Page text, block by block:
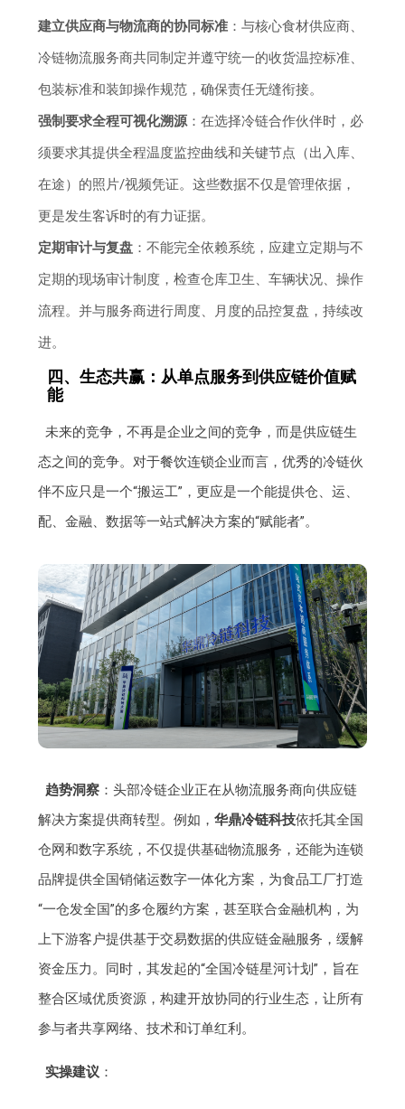
建立供应商与物流商的协同标准 ：与核心食材供应商、
冷链物流服务商共同制定并遵守统一的收货温控标准、
包装标准和装卸操作规范，确保责任无缝衔接。
强制要求全程可视化溯源：在选择冷链合作伙伴时，必
须要求其提供全程温度监控曲线和关键节点（出入库、
在途）的照片/视频凭证。这些数据不仅是管理依据，
更是发生客诉时的有力证据。
定期审计与复盘 ：不能完全依赖系统，应建立定期与不
定期的现场审计制度，检查仓库卫生、车辆状况、操作
流程。并与服务商进行周度、月度的品控复盘，持续改
进。
四、生态共赢：从单点服务到供应链价值赋
能
未来的竞争，不再是企业之间的竞争，而是供应链生
态之间的竞争。对于餐饮连锁企业而言，优秀的冷链伙
伴不应只是一个“搬运工”，更应是一个能提供仓、运、
配、金融、数据等一站式解决方案的“赋能者”。
趋势洞察：头部冷链企业正在从物流服务商向供应链
解决方案提供商转型。例如，华鼎冷链科技依托其全国
仓网和数字系统，不仅提供基础物流服务，还能为连锁
品牌提供全国销储运数字一体化方案，为食品工厂打造
“一仓发全国”的多仓履约方案，甚至联合金融机构，为
上下游客户提供基于交易数据的供应链金融服务，缓解
资金压力。同时，其发起的“全国冷链星河计划”，旨在
整合区域优质资源，构建开放协同的行业生态，让所有
参与者共享网络、技术和订单红利。
实操建议 ：